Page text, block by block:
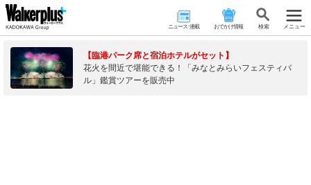
ニュース･連載 おでかけ情報 検 索 メニュー
【臨港パーク席と宿泊ホテルがセット】
花火を間近で堪能できる！「みなとみらいフェスティバ
ル」鑑賞ツアーを販売中